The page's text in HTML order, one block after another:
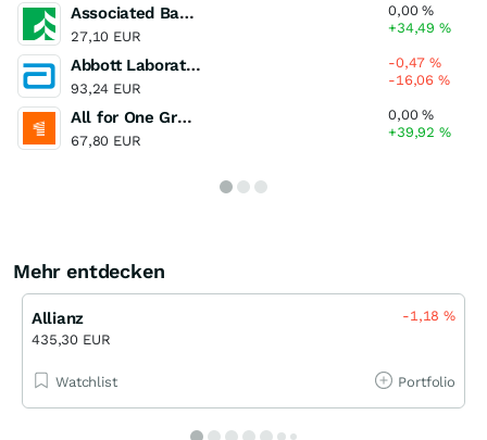
Associated Banc-Corp
27,10 EUR
0,00%
+34,49%
Abbott Laboratories
93,24 EUR
-0,47%
-16,06%
All for One Group
67,80 EUR
0,00%
+39,92%
Mehr entdecken
Allianz
435,30 EUR
-1,18%
Watchlist Portfolio